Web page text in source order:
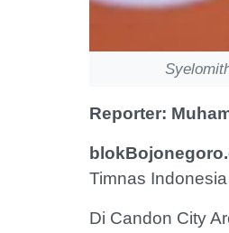
Reporter:
Timnas
Di Candon City